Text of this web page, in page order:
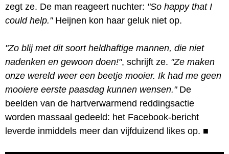
zegt ze. De man reageert nuchter: "So happy that I
could help."Heijnen kon haar geluk niet op.
"Zo blij met dit soort heldhaftige mannen, die niet
nadenken en gewoon doen!", schrijft ze. "Ze maken
onze wereld weer een beetje mooier. Ik had me geen
mooiere eerste paasdag kunnen wensen."De
beelden van de hartverwarmend reddingsactie
worden massaal gedeeld: het Facebook-bericht
leverde inmiddels meer dan vijfduizend likes op. ■